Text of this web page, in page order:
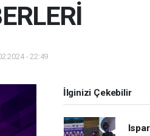
- 22:49
İlginizi Çekebilir